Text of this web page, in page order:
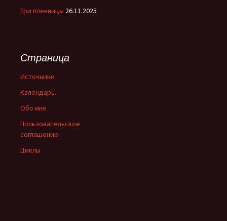
Три пленницы 26.11.2025
Страница
Источники
Календарь.
Обо мне
Пользовательское
соглашение
Циклы